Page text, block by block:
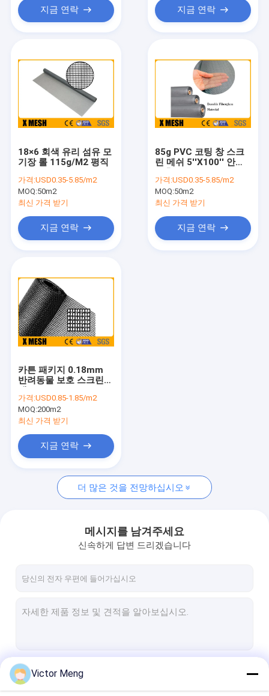
뉴스
금속 메쉬 펜싱
체인 링크 메쉬 펜싱
보안 금속 펜싱
용접 강철 격자
돌망태 와이어 메쉬
창 스크린 메쉬
건설 철망
아연 도금 용접 메쉬
짠 와이어 메쉬
금속 농장 울타리
금속 하드웨어 제품
지금 연락 지금 연락
18×6 회색 유리 섬유 모
기장 롤 115g/M2 평직
가격:USD0.35-5.85/m2
MOQ:50m2
최신 가격 받기
지금 연락
85g PVC 코팅 창 스크
린 메쉬 5''X100'' 안티
가격:USD0.35-5.85/m2
MOQ:50m2
최신 가격 받기
지금 연락
카튼 패키지 0.18mm
반려동물 보호 스크린
가격:USD0.85-1.85/m2
MOQ:200m2
최신 가격 받기
지금 연락
더 많은 것을 전망하십시오
메시지를 남겨주세요
신속하게 답변 드리겠습니다
Victor Meng